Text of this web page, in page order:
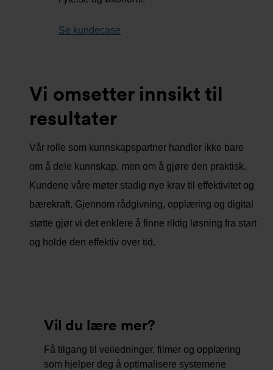
Se kundecase
Vi omsetter innsikt til
resultater
Vår rolle som kunnskapspartner handler ikke bare
om å dele kunnskap, men om å gjøre den praktisk.
Kundene våre møter stadig nye krav til effektivitet og
bærekraft. Gjennom rådgivning, opplæring og digital
støtte gjør vi det enklere å finne riktig løsning fra start
og holde den effektiv over tid.
Vil du lære mer?
Få tilgang til veiledninger, filmer og opplæring
som hjelper deg å optimalisere systemene